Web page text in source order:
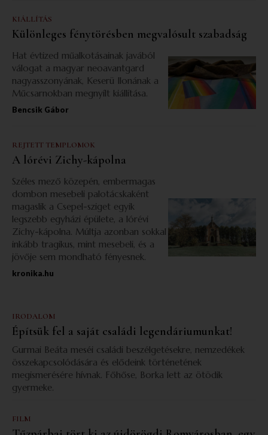
KIÁLLÍTÁS
Különleges fénytörésben megvalósult szabadság
Hat évtized műalkotásainak javából
válogat a magyar neoavantgard
nagyasszonyának, Keserü Ilonának a
Műcsarnokban megnyílt kiállítása.
Bencsik Gábor
REJTETT TEMPLOMOK
A lórévi Zichy-kápolna
Széles mező közepén, embermagas
dombon mesebeli palotácskaként
magaslik a Csepel-sziget egyik
legszebb egyházi épülete, a lórévi
Zichy-kápolna. Múltja azonban sokkal
inkább tragikus, mint mesebeli, és a
jövője sem mondható fényesnek.
kronika.hu
IRODALOM
Építsük fel a saját családi legendáriumunkat!
Gurmai Beáta meséi családi beszélgetésekre, nemzedékek
összekapcsolódására és elődeink történetének
megismerésére hívnak. Főhőse, Borka lett az ötödik
gyermeke.
FILM